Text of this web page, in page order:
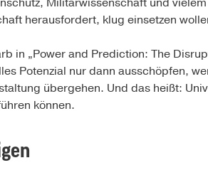
herausfordert, klug einsetzen
in „Power and Prediction: The
Potenzial nur dann ausschöpfen,
übergehen. Und das heißt:
können.